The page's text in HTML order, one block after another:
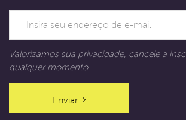
Valorizamos sua privacidade, cancele a
qualquer momento.
Enviar